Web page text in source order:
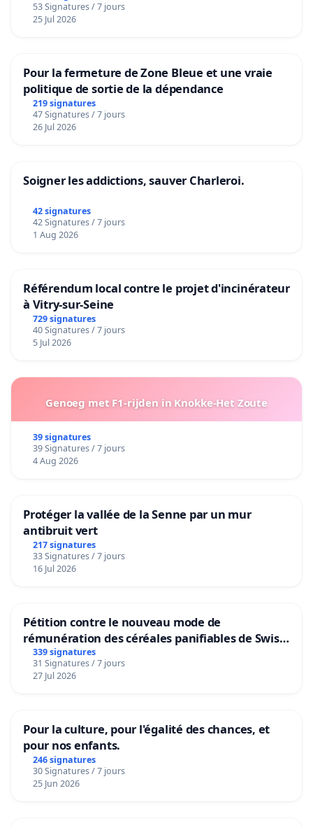
53 Signatures / 7 jours
25 Jul 2026
Pour la fermeture de Zone Bleue et une vraie
politique de sortie de la dépendance
219 signatures
47 Signatures / 7 jours
26 Jul 2026
Soigner les addictions, sauver Charleroi.
42 signatures
42 Signatures / 7 jours
1 Aug 2026
Référendum local contre le projet d'incinérateur
à Vitry-sur-Seine
729 signatures
40 Signatures / 7 jours
5 Jul 2026
Genoeg met F1-rijden in Knokke-Het Zoute
39 signatures
39 Signatures / 7 jours
4 Aug 2026
Protéger la vallée de la Senne par un mur
antibruit vert
217 signatures
33 Signatures / 7 jours
16 Jul 2026
Pétition contre le nouveau mode de
rémunération des céréales panifiables de Swiss
granum basé sur la teneur en protéines
339 signatures
31 Signatures / 7 jours
27 Jul 2026
Pour la culture, pour l'égalité des chances, et
pour nos enfants.
246 signatures
30 Signatures / 7 jours
25 Jun 2026